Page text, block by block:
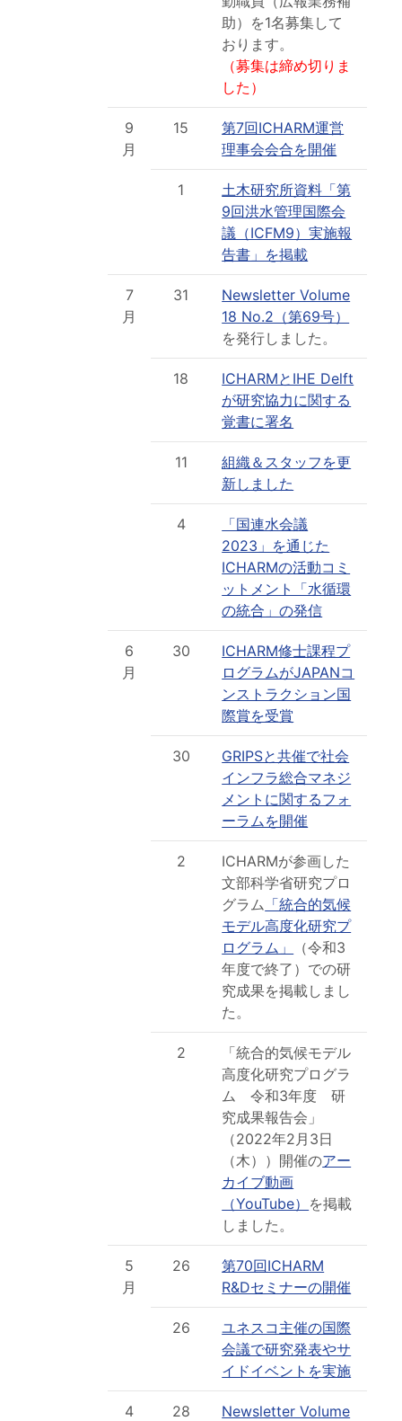
助）を1名募集して
おります。
（募集は締め切りま
した）
9
月
15
第7回ICHARM運営
理事会会合を開催
1
土木研究所資料「第
9回洪水管理国際会
議（ICFM9）実施報
告書」を掲載
7
月
31
Newsletter Volume
18 No.2（第69号）
を発行しました。
18
ICHARMとIHE Delft
が研究協力に関する
覚書に署名
11
組織＆スタッフを更
新しました
4
「国連水会議
2023」を通じた
ICHARMの活動コミ
ットメント「水循環
の統合」の発信
6
月
30
ICHARM修士課程プ
ログラムがJAPANコ
ンストラクション国
際賞を受賞
30
GRIPSと共催で社会
インフラ総合マネジ
メントに関するフォ
ーラムを開催
2
ICHARMが参画した
文部科学省研究プロ
グラム 「統合的気候
モデル高度化研究プ
ログラム」
（令和3
年度で終了）での研
究成果を掲載しまし
た。
2
「統合的気候モデル
高度化研究プログラ
ム 令和3年度 研
究成果報告会」
（2022年2月3日
（木））開催のアー
カイブ動画
（YouTube） を掲載
しました。
5
月
26
第70回ICHARM
R&Dセミナーの開催
26
ユネスコ主催の国際
会議で研究発表やサ
イドイベントを実施
4
28
Newsletter Volume